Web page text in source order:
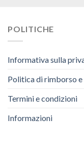
POLITICHE
Informativa sulla
Politica di rimborso e
Termini e condizioni
Informazioni